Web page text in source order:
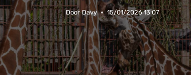
Door Davy 15/01/2026 13:07